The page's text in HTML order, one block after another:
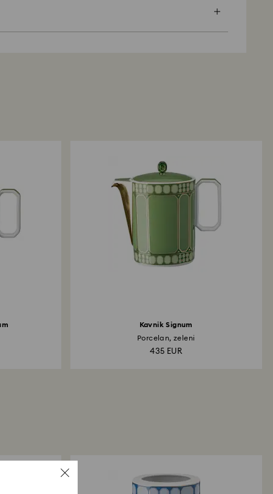
lahko vrnete (in tako prekličete prodajno
vračilo, ga najprej zabeležimo, ko vračilo
denarja lahko traja od 3 do 4 tedne od
pošiljanja kot darilo, bodo vsi vaši izdelki zaviti v
Kavnik Signum
Porcelan, zeleni
435 EUR